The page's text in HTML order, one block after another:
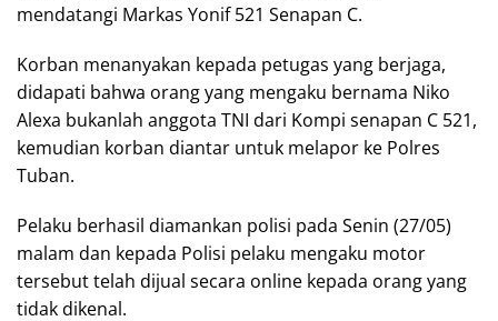
mendatangi Markas Yonif 521 Senapan C.
Korban menanyakan kepada petugas yang berjaga,
didapati bahwa orang yang mengaku bernama Niko
Alexa bukanlah anggota TNI dari Kompi senapan C 521,
kemudian korban diantar untuk melapor ke Polres
Tuban.
Pelaku berhasil diamankan polisi pada Senin (27/05)
malam dan kepada Polisi pelaku mengaku motor
tersebut telah dijual secara online kepada orang yang
tidak dikenal.